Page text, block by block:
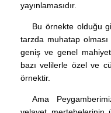
yayınlamasıdır.
Bu örnekte olduğu
tarzda muhatap
geniş ve genel
bazı velilerle özel ve
örnektir.
Ama